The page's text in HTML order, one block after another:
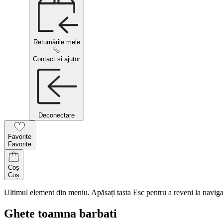
Returnările mele
Contact și ajutor
Deconectare
Favorite
Favorite
Coș
Coș
Ultimul element din meniu. Apăsați tasta Esc pentru a reveni la
Ghete toamna barbati